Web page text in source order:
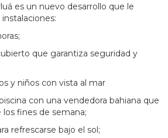
es un nuevo desarrollo que le
que garantiza seguridad y
y niños con vista al mar
con una vendedora bahiana que
los fines de semana;
refrescarse bajo el sol;